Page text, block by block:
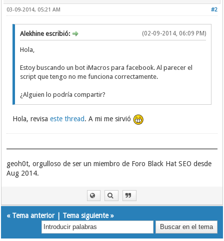
#2
03-09-2014, 05:21 AM
(02-09-2014, 06:09 PM)
Alekhine escribió:
Hola,
Estoy buscando un bot iMacros para facebook. Al parecer el
script que tengo no me funciona correctamente.
¿Alguien lo podría compartir?
Hola, revisaeste thread. A mi me sirvió
geoh0t, orgulloso de ser un miembro de Foro Black Hat SEO desde
Aug 2014.
« Tema anterior| Tema siguiente»